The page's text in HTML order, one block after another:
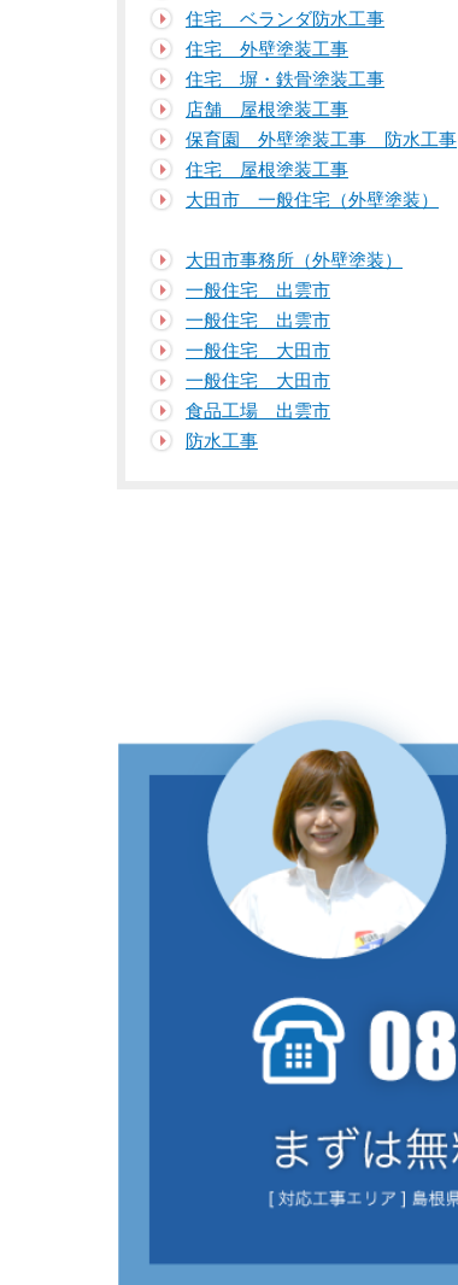
住宅 ベランダ防水工事
住宅 外壁塗装工事
住宅 塀・鉄骨塗装工事
店舗 屋根塗装工事
保育園 外壁塗装工事 防水工事
住宅 屋根塗装工事
大田市 一般住宅（外壁塗装）
大田市事務所（外壁塗装）
一般住宅 出雲市
一般住宅 出雲市
一般住宅 大田市
一般住宅 大田市
食品工場 出雲市
防水工事